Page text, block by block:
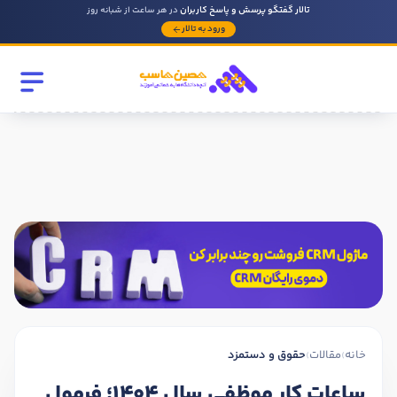
تالار گفتگو پرسش و پاسخ کاربراندر هر ساعت از شبانه روز
ورود به تالار
خانه›مقالات›حقوق و دستمزد
روحیه رهبری دارید ؟
در صورتی که سابقه دارید توضیح مختصر از فعالیتی که در حسابداری
داشته اید را بنویسید